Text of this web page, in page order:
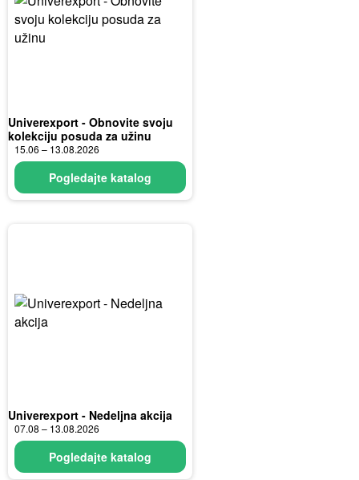
Univerexport - Obnovite svoju
kolekciju posuda za užinu
15.06 – 13.08.2026
Pogledajte katalog
Univerexport - Nedeljna akcija
07.08 – 13.08.2026
Pogledajte katalog